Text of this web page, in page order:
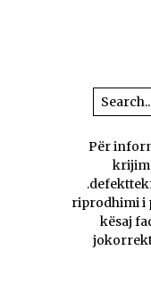
Për
riprodhimi i
kësaj